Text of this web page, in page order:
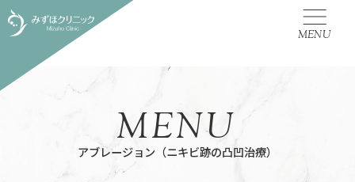
MENU
アブレージョン（ニキビ跡の凸凹治療）
MENU